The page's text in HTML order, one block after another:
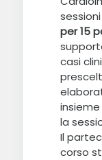
per 15
casi
la
Il
corso